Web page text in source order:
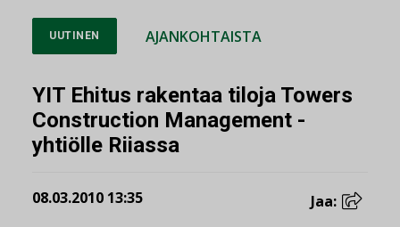
UUTINEN AJANKOHTAISTA
YIT Ehitus rakentaa tiloja Towers
Construction Management -
yhtiölle Riiassa
08.03.2010 13:35 Jaa: